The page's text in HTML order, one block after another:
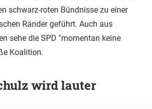
schwarz-roten Bündnisse zu einer
Ränder geführt. Auch aus
sehe die SPD "momentan keine
Koalition.
wird lauter